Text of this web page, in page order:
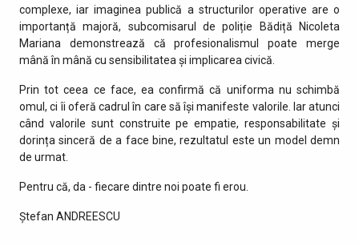
complexe, iar imaginea publică a structurilor operative are o
importanță majoră, subcomisarul de poliție Bădiță Nicoleta
Mariana demonstrează că profesionalismul poate merge
mână în mână cu sensibilitatea și implicarea civică.
Prin tot ceea ce face, ea confirmă că uniforma nu schimbă
omul, ci îi oferă cadrul în care să își manifeste valorile. Iar atunci
când valorile sunt construite pe empatie, responsabilitate și
dorința sinceră de a face bine, rezultatul este un model demn
de urmat.
Pentru că, da - fiecare dintre noi poate fi erou.
Ștefan ANDREESCU